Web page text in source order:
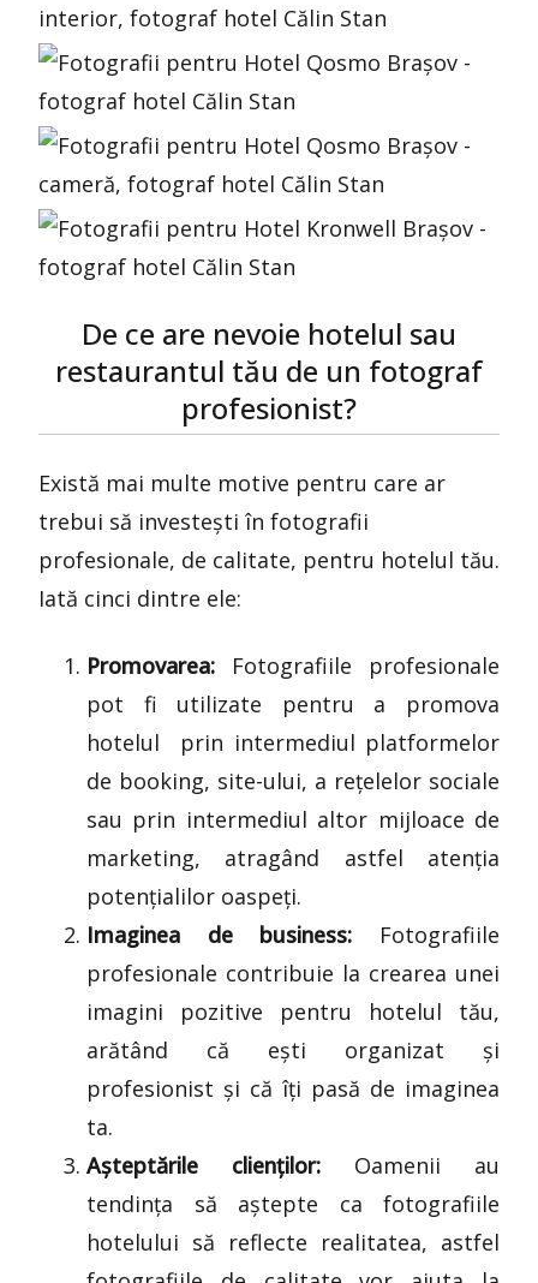
De ce are nevoie hotelul sau
restaurantul tău de un fotograf
profesionist?
Există mai multe motive pentru care ar
trebui să investești în fotografii
profesionale, de calitate, pentru hotelul tău.
Iată cinci dintre ele:
Promovarea: Fotografiile profesionale
pot fi utilizate pentru a promova
hotelul prin intermediul platformelor
de booking, site-ului, a rețelelor sociale
sau prin intermediul altor mijloace de
marketing, atragând astfel atenția
potențialilor oaspeți.
Imaginea de business: Fotografiile
profesionale contribuie la crearea unei
imagini pozitive pentru hotelul tău,
arătând că ești organizat și
profesionist și că îți pasă de imaginea
ta.
Așteptările clienților: Oamenii au
tendința să aștepte ca fotografiile
hotelului să reflecte realitatea, astfel